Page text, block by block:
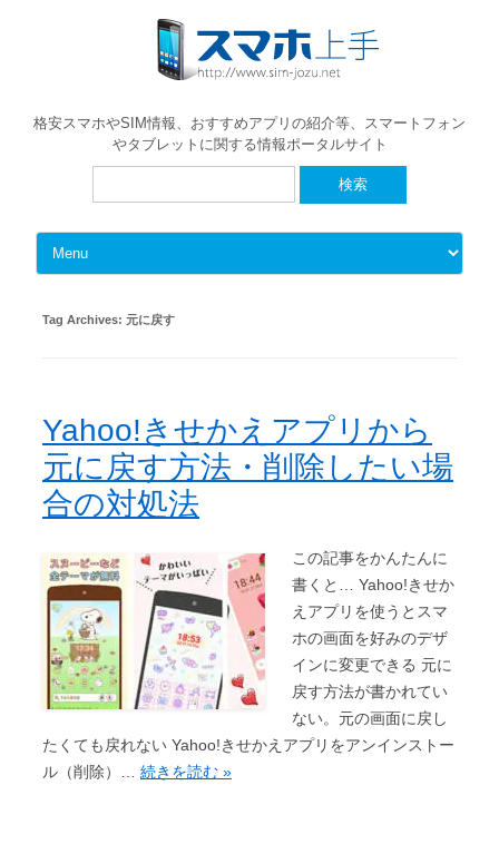
格安スマホやSIM情報、おすすめアプリの紹介等、スマートフォン
やタブレットに関する情報ポータルサイト
Skip to content
Tag Archives: 元に戻す
Yahoo!きせかえアプリから
元に戻す方法・削除したい場
合の対処法
この記事をかんたんに
書くと… Yahoo!きせか
えアプリを使うとスマ
ホの画面を好みのデザ
インに変更できる 元に
戻す方法が書かれてい
ない。元の画面に戻し
たくても戻れない Yahoo!きせかえアプリをアンインストー
ル（削除）… 続きを読む »